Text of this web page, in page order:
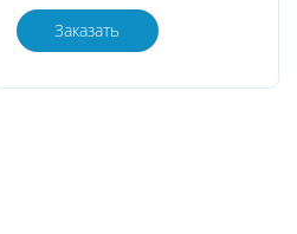
Заказать